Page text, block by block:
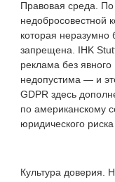
Правовая среда.
недобросовестной
которая неразумно
запрещена. IHK
реклама без явного
недопустима — и
GDPR здесь
по американскому
юридического
Культура доверия.